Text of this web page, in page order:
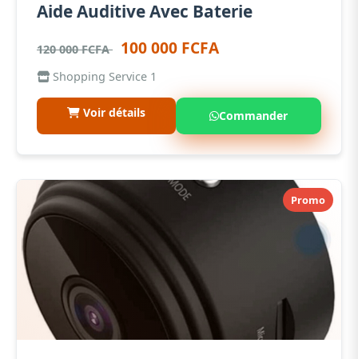
Aide Auditive Avec Baterie
120 000 FCFA 100 000 FCFA
Shopping Service 1
Voir détails Commander
Promo